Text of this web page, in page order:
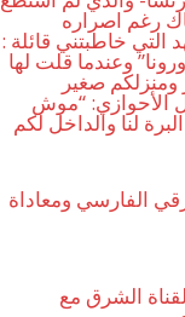
رغم اصراره
التي خاطبتني قائلة :
وعندما قلت لها
ومنزلكم صغير
الأحوازي: “موش
الفارسي ومعاداة
الشرق مع